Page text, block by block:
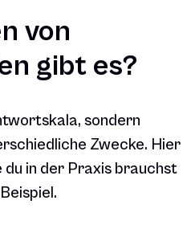
von
gibt es?
sondern
Zwecke. Hier
du in der Praxis brauchst